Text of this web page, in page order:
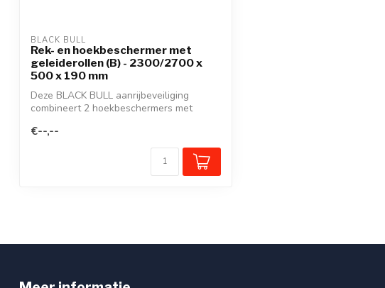
BLACK BULL
Rek- en hoekbeschermer met
geleiderollen (B) - 2300/2700 x
500 x 190 mm
Deze BLACK BULL aanrijbeveiliging
combineert 2 hoekbeschermers met
€--,--